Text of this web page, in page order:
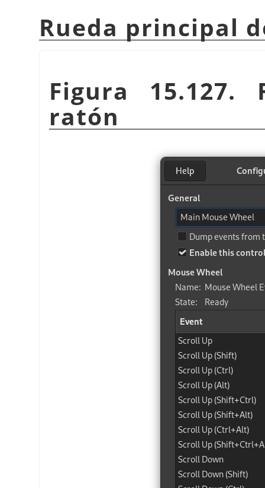
Rueda principal
Figura 15.127.
ratón